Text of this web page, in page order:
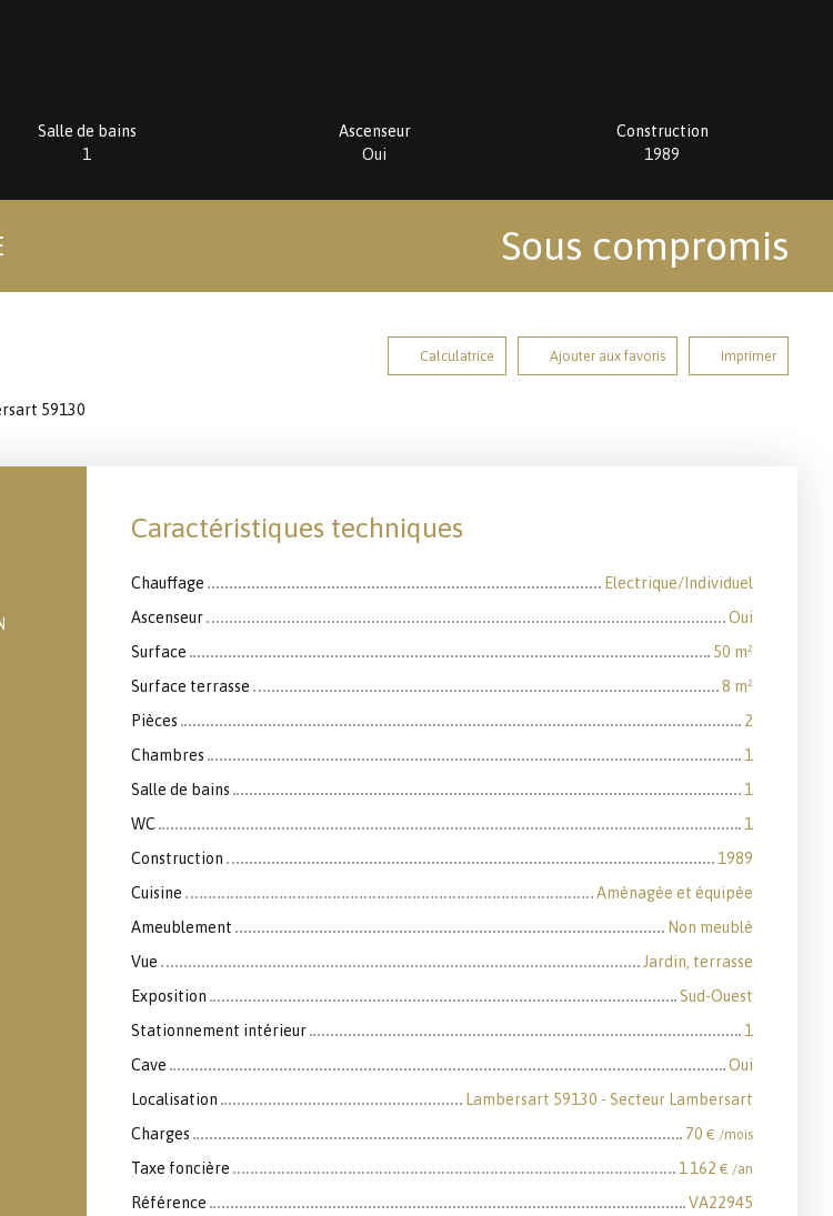
Salle de bains
1
Ascenseur
Oui
Construction
1989
Sous compromis
Calculatrice Ajouter aux favoris Imprimer
59130
Caractéristiques techniques
Chauffage
Electrique/Individuel
Ascenseur
Oui
Surface
50 m²
Surface terrasse
8 m²
Pièces
2
Chambres
1
Salle de bains
1
WC
1
Construction
1989
Cuisine
Aménagée et équipée
Ameublement
Non meublé
Vue
Jardin, terrasse
Exposition
Sud-Ouest
Stationnement intérieur
1
Cave
Oui
Localisation
Lambersart 59130 - Secteur Lambersart
Charges
70 € /mois
Taxe foncière 1 162 € /an
Référence VA22945